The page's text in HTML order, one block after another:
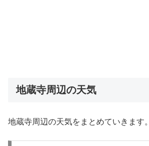
地蔵寺周辺の天気
地蔵寺周辺の天気をまとめていきます。